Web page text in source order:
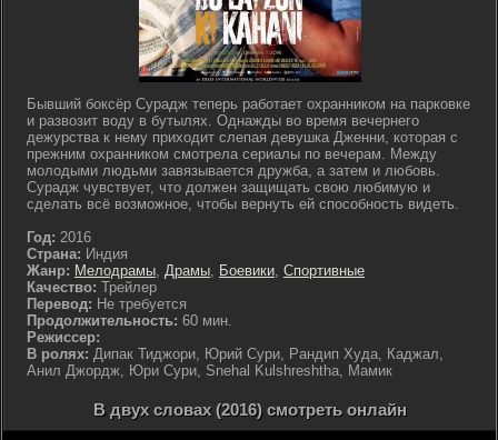
Бывший боксёр Сурадж теперь работает охранником на парковке
и развозит воду в бутылях. Однажды во время вечернего
дежурства к нему приходит слепая девушка Дженни, которая с
прежним охранником смотрела сериалы по вечерам. Между
молодыми людьми завязывается дружба, а затем и любовь.
Сурадж чувствует, что должен защищать свою любимую и
сделать всё возможное, чтобы вернуть ей способность видеть.
Год: 2016
Страна: Индия
Жанр: Мелодрамы, Драмы, Боевики, Спортивные
Качество: Трейлер
Перевод: Не требуется
Продолжительность: 60 мин.
Режиссер:
В ролях: Дипак Тиджори, Юрий Сури, Рандип Худа, Каджал,
Анил Джордж, Юри Сури, Snehal Kulshreshtha, Мамик
В двух словах (2016) смотреть онлайн